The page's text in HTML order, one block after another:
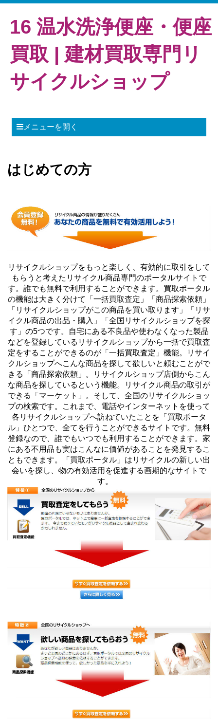
16 温水洗浄便座・便座
買取 | 建材買取専門リ
サイクルショップ
メニューを開く
はじめての方
リサイクルショップをもっと楽しく、有効的に取引をして
もらうと考えたリサイクル商品専門のポータルサイトで
す。誰でも無料で利用することができます。買取ポータル
の機能は大きく分けて「一括買取査定」「商品探索依頼」
「リサイクルショップがこの商品を買い取ります」「リサ
イクル商品の出品・購入」「全国リサイクルショップを探
す」の5つです。自宅にある不良品や使わなくなった製品
などを登録しているリサイクルショップから一括で買取査
定をすることができるのが「一括買取査定」機能。リサイ
クルショップへこんな商品を探して欲しいと頼むことがで
きる「商品探索依頼」。リサイクルショップ店側からこん
な商品を探しているという機能。リサイクル商品の取引が
できる「マーケット」。そして、全国のリサイクルショッ
プの検索です。これまで、電話やインターネットを使って
各リサイクルショップへ訪ねていたことを「買取ポータ
ル」ひとつで、全てを行うことができるサイトです。無料
登録なので、誰でもいつでも利用することができます。家
にある不用品も実はこんなに価値があることを発見するこ
ともできます。「買取ポータル」はリサイクルの新しい出
会いを探し、物の有効活用を促進する画期的なサイトで
す。